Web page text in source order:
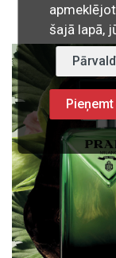
šajā lapā,